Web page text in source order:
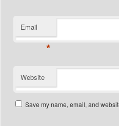
Email
*
Website
Save my name, email, and